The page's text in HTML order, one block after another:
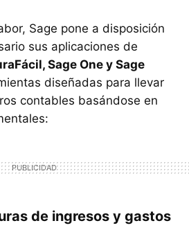
Sage pone a disposición
sus aplicaciones de
Sage One y Sage
diseñadas para llevar
contables basándose en
de ingresos y gastos